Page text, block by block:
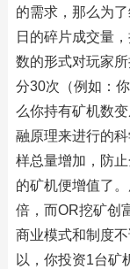
的需求，那么为
日的碎片成交量
数的形式对玩家
分30次（例如：
么你持有矿机数
融原理来进行的
样总量增加，防
的矿机便增值了
倍，而OR挖矿创
商业模式和制度
以，你投资1台矿